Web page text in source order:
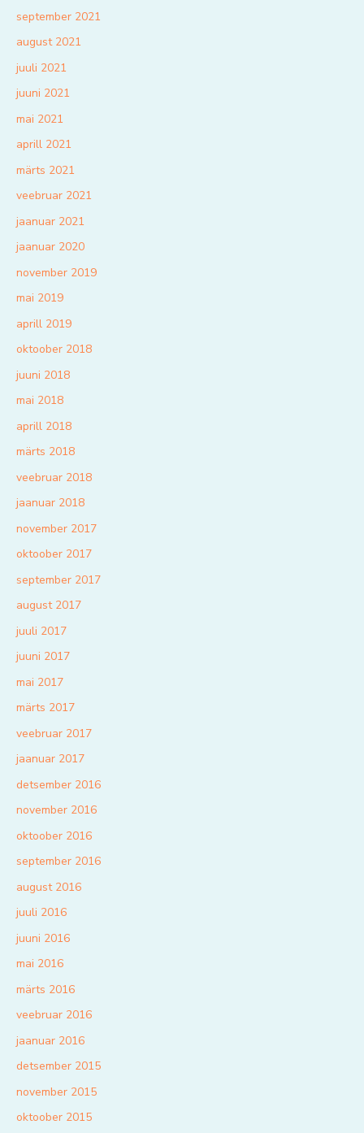
september 2021
august 2021
juuli 2021
juuni 2021
mai 2021
aprill 2021
märts 2021
veebruar 2021
jaanuar 2021
jaanuar 2020
november 2019
mai 2019
aprill 2019
oktoober 2018
juuni 2018
mai 2018
aprill 2018
märts 2018
veebruar 2018
jaanuar 2018
november 2017
oktoober 2017
september 2017
august 2017
juuli 2017
juuni 2017
mai 2017
märts 2017
veebruar 2017
jaanuar 2017
detsember 2016
november 2016
oktoober 2016
september 2016
august 2016
juuli 2016
juuni 2016
mai 2016
märts 2016
veebruar 2016
jaanuar 2016
detsember 2015
november 2015
oktoober 2015